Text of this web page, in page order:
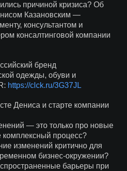
причиной кризиса? Об
Казановским —
консультантом и
консалтинговой компании
бренд
одежды, обуви и
https://clck.ru/3G37JL
Дениса и старте компании
— это только про новые
комплексный процесс?
изменений критично для
бизнес-окружении?
барьеры при